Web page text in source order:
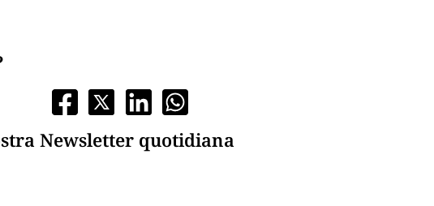
Newsletter quotidiana